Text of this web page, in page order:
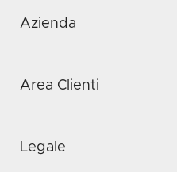
Azienda
Area Clienti
Legale